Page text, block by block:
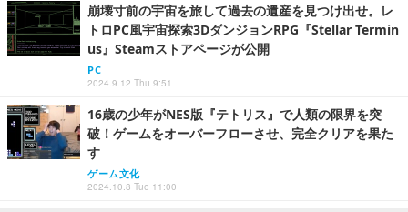
崩壊寸前の宇宙を旅して過去の遺産を見つけ出せ。レ
トロPC風宇宙探索3DダンジョンRPG『Stellar Termin
us』Steamストアページが公開
PC
2024.9.12 Thu 9:51
16歳の少年がNES版『テトリス』で人類の限界を突
破！ゲームをオーバーフローさせ、完全クリアを果た
す
ゲーム文化
2024.10.8 Tue 11:00